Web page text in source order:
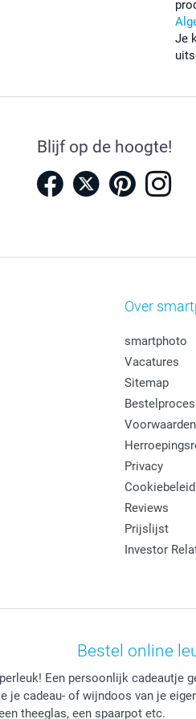
Je
Blijf op de hoogte!
Over
smartphoto
Vacatures
Sitemap
Bestelproces
Voorwaarden
Privacy
Cookiebeleid
Reviews
Prijslijst
Investor
Bestel online
Een persoonlijk cadeautje
je cadeau- of wijndoos van je
theeglas, een spaarpot etc.